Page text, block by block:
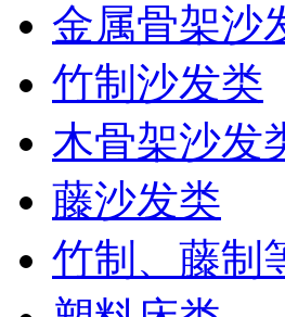
金属骨架沙
竹制沙发类
木骨架沙发
藤沙发类
竹制、藤制